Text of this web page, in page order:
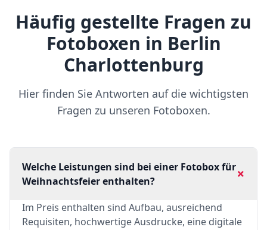
Häufig gestellte Fragen zu
Fotoboxen in Berlin
Charlottenburg
Hier finden Sie Antworten auf die wichtigsten
Fragen zu unseren Fotoboxen.
Welche Leistungen sind bei einer Fotobox für
Weihnachtsfeier enthalten?
+
Im Preis enthalten sind Aufbau, ausreichend
Requisiten, hochwertige Ausdrucke, eine digitale